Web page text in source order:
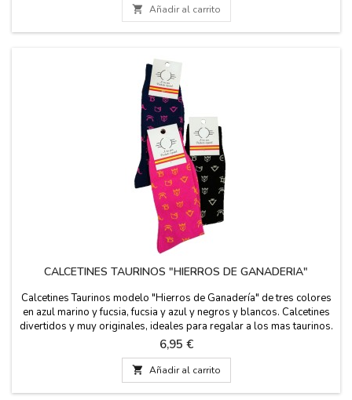
 Añadir al carrito
CALCETINES TAURINOS "HIERROS DE GANADERIA"
Calcetines Taurinos modelo "Hierros de Ganadería" de tres colores
en azul marino y fucsia, fucsia y azul y negros y blancos. Calcetines
divertidos y muy originales, ideales para regalar a los mas taurinos.
Son de altura a media pierna y disponibles en dos tallas.
Composición de algodón peinado. Medidas: talla de pie de 36 - 40
talla de pie...
Precio
6,95 €
 Añadir al carrito